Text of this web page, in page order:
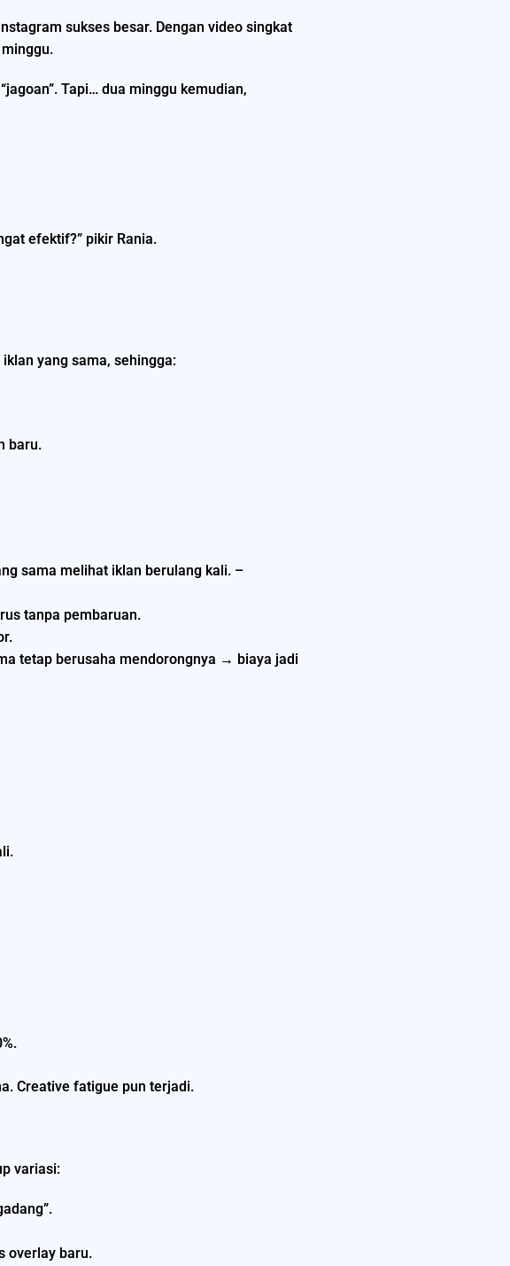
sukses besar. Dengan video singkat
Tapi… dua minggu kemudian,
efektif?” pikir Rania.
yang sama, sehingga:
baru.
sama melihat iklan berulang kali. –
tanpa pembaruan.
tetap berusaha mendorongnya → biaya jadi
Creative fatigue pun terjadi.
variasi:
overlay baru.